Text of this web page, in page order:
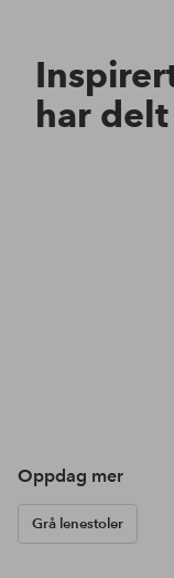
har
Oppdag mer
Grå lenestoler